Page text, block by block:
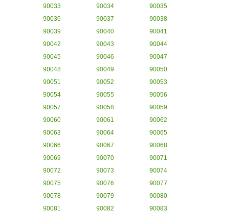
90033
90034
90035
90036
90037
90038
90039
90040
90041
90042
90043
90044
90045
90046
90047
90048
90049
90050
90051
90052
90053
90054
90055
90056
90057
90058
90059
90060
90061
90062
90063
90064
90065
90066
90067
90068
90069
90070
90071
90072
90073
90074
90075
90076
90077
90078
90079
90080
90081
90082
90083